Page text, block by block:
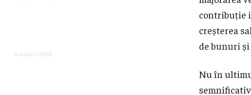
6 august 2026
contribuție
creșterea
de bunuri
Nu în